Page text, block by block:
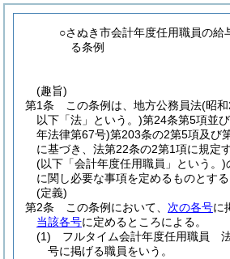
○さぬき市会計年度任用職員の給
る条例
(趣旨)
第1条
この条例は、地方公務員法(昭和
以下「法」という。)第24条第5項並
年法律第67号)第203条の2第5項及び
に基づき、法第22条の2第1項に規定
(以下「会計年度任用職員」という。)
に関し必要な事項を定めるものとする
(定義)
第2条
この条例において、 次の各号に
当該各号に定めるところによる。
(1)
フルタイム会計年度任用職員
号に掲げる職員をいう。